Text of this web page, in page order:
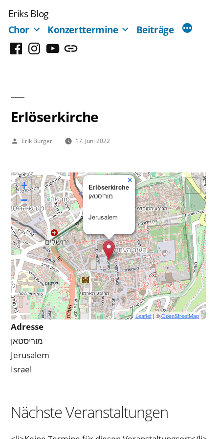
Inhalt
springen
Eriks Blog
Chor
Konzerttermine Beiträge
FacebookInstagram
YouTubeMastodon
Erlöserkirche
Veröffentlicht
Erik Burger 17. Juni 2022
Erlöserkirche
מוריסטאן
Jerusalem
×
+
−
Leaflet| ©OpenStreetMap
Adresse
מוריסטאן
Jerusalem
Israel
Nächste Veranstaltungen